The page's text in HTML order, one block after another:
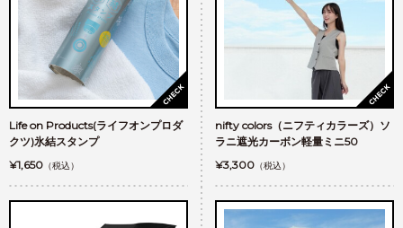
Life on Products(ライフオンプロダ
クツ)氷結スタンプ
¥1,650 （税込）
nifty colors（ニフティカラーズ）ソ
ラニ遮光カーボン軽量ミニ50
¥3,300 （税込）